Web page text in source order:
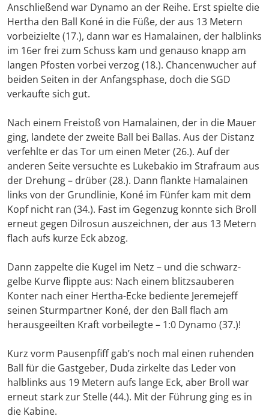
Anschließend war Dynamo an der Reihe. Erst spielte die
Hertha den Ball Koné in die Füße, der aus 13 Metern
vorbeizielte (17.), dann war es Hamalainen, der halblinks
im 16er frei zum Schuss kam und genauso knapp am
langen Pfosten vorbei verzog (18.). Chancenwucher auf
beiden Seiten in der Anfangsphase, doch die SGD
verkaufte sich gut.
Nach einem Freistoß von Hamalainen, der in die Mauer
ging, landete der zweite Ball bei Ballas. Aus der Distanz
verfehlte er das Tor um einen Meter (26.). Auf der
anderen Seite versuchte es Lukebakio im Strafraum aus
der Drehung – drüber (28.). Dann flankte Hamalainen
links von der Grundlinie, Koné im Fünfer kam mit dem
Kopf nicht ran (34.). Fast im Gegenzug konnte sich Broll
erneut gegen Dilrosun auszeichnen, der aus 13 Metern
flach aufs kurze Eck abzog.
Dann zappelte die Kugel im Netz – und die schwarz-
gelbe Kurve flippte aus: Nach einem blitzsauberen
Konter nach einer Hertha-Ecke bediente Jeremejeff
seinen Sturmpartner Koné, der den Ball flach am
herausgeeilten Kraft vorbeilegte – 1:0 Dynamo (37.)!
Kurz vorm Pausenpfiff gab’s noch mal einen ruhenden
Ball für die Gastgeber, Duda zirkelte das Leder von
halblinks aus 19 Metern aufs lange Eck, aber Broll war
erneut stark zur Stelle (44.). Mit der Führung ging es in
die Kabine.